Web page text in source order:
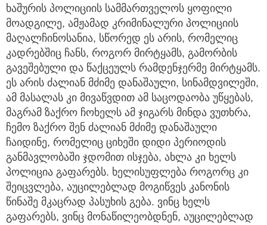
ხაშურის პოლიციის სამმართველოს ყოფილი
მოადგილე, ამჟამად კრიმინალური პოლიციის
მაღალჩინოსანია, სწორედ ეს არის, რომელიც
კადრებშიც ჩანს, როგორ მირტყამს, გამორბის
გავეშებული და წაქცეულს რამდენჯერმე მირტყამს.
ეს არის ძალიან მძიმე დანაშაული, სინამდვილეში,
ამ მასალას კი მივაწვდით ამ საცოდაობა უწყებას,
მაგრამ ზაქრო ჩოხელს ამ ჯიგარს მინდა ვუთხრა,
ჩემო ზაქრო შენ ძალიან მძიმე დანაშაული
ჩაიდინე, რომელიც ციხეში დიდი პერიოდის
განმავლობაში ჯდომით ისჯება, ახლა კი ხელს
პოლიცია გაფარებს. ხელისუფლება როგორც კი
შეიცვლება, აუცილებლად მოგიწვეს კანონის
წინაშე მკაცრად პასუხის გება. ვინც ხელს
გაფარებს, ვინც მონაწილეობდნენ, აუცილებლად